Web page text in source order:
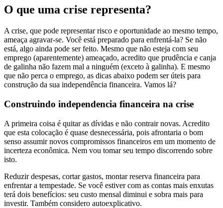
O que uma crise representa?
A crise, que pode representar risco e oportunidade ao mesmo tempo,
ameaça agravar-se. Você está preparado para enfrentá-la? Se não
está, algo ainda pode ser feito. Mesmo que não esteja com seu
emprego (aparentemente) ameaçado, acredito que prudência e canja
de galinha não fazem mal a ninguém (exceto à galinha). E mesmo
que não perca o emprego, as dicas abaixo podem ser úteis para
construção da sua independência financeira. Vamos lá?
Construindo independencia financeira na crise
A primeira coisa é quitar as dívidas e não contrair novas. Acredito
que esta colocação é quase desnecessária, pois afrontaria o bom
senso assumir novos compromissos financeiros em um momento de
incerteza econômica. Nem vou tomar seu tempo discorrendo sobre
isto.
Reduzir despesas, cortar gastos, montar reserva financeira para
enfrentar a tempestade. Se você estiver com as contas mais enxutas
terá dois benefícios: seu custo mensal diminui e sobra mais para
investir. Também considero autoexplicativo.